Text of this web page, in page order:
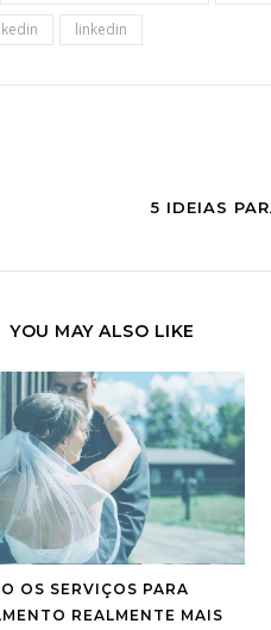
linkedin
5 IDEIAS
YOU MAY ALSO LIKE
OS SERVIÇOS PARA
REALMENTE MAIS